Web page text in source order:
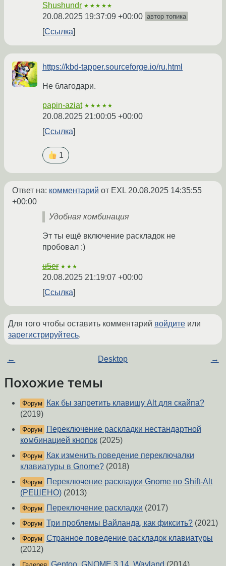
Shushundr ★★★★★
20.08.2025 19:37:09 +00:00 автор топика
Ссылка
https://kbd-tapper.sourceforge.io/ru.html
Не благодари.
papin-aziat ★★★★★
20.08.2025 21:00:05 +00:00
Ссылка
1
Ответ на: комментарий от EXL20.08.2025 14:35:55
+00:00
Удобная комбинация
Эт ты ещё включение раскладок не
пробовал :)
u5er ★★★
20.08.2025 21:19:07 +00:00
Ссылка
Для того чтобы оставить комментарий войдите или
зарегистрируйтесь.
← Desktop →
Похожие темы
Форум
Как бы запретить клавишу Alt для скайпа?
(2019)
Форум
Переключение раскладки нестандартной
комбинацией кнопок (2025)
Форум
Как изменить поведение переключалки
клавиатуры в Gnome? (2018)
Форум
Переключение раскладки Gnome по Shift-Alt
(РЕШЕНО) (2013)
Форум Переключение раскладки (2017)
Форум Три проблемы Вайланда, как фиксить? (2021)
Форум Странное поведение раскладок клавиатуры
(2012)
Gentoo, GNOME 3.14, Wayland (2014)